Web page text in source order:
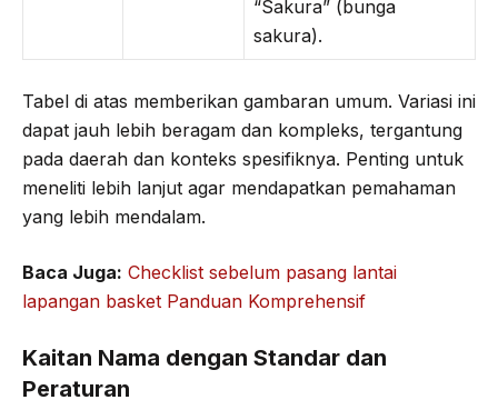
“Sakura” (bunga
sakura).
Tabel di atas memberikan gambaran umum. Variasi ini
dapat jauh lebih beragam dan kompleks, tergantung
pada daerah dan konteks spesifiknya. Penting untuk
meneliti lebih lanjut agar mendapatkan pemahaman
yang lebih mendalam.
Baca Juga: Checklist sebelum pasang lantai
lapangan basket Panduan Komprehensif
Kaitan Nama dengan Standar dan
Peraturan